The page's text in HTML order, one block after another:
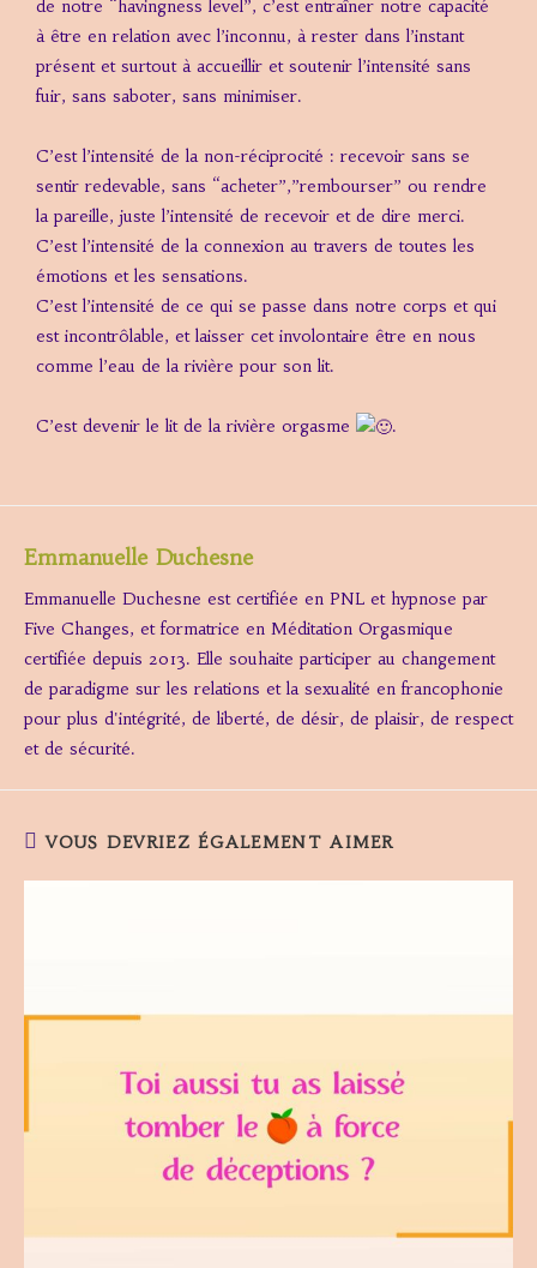
de notre “havingness level”, c’est entraîner notre capacité
à être en relation avec l’inconnu, à rester dans l’instant
présent et surtout à accueillir et soutenir l’intensité sans
fuir, sans saboter, sans minimiser.
C’est l’intensité de la non-réciprocité : recevoir sans se
sentir redevable, sans “acheter”,”rembourser” ou rendre
la pareille, juste l’intensité de recevoir et de dire merci.
C’est l’intensité de la connexion au travers de toutes les
émotions et les sensations.
C’est l’intensité de ce qui se passe dans notre corps et qui
est incontrôlable, et laisser cet involontaire être en nous
comme l’eau de la rivière pour son lit.
C’est devenir le lit de la rivière orgasme .
Emmanuelle Duchesne
Emmanuelle Duchesne est certifiée en PNL et hypnose par
Five Changes, et formatrice en Méditation Orgasmique
certifiée depuis 2013. Elle souhaite participer au changement
de paradigme sur les relations et la sexualité en francophonie
pour plus d'intégrité, de liberté, de désir, de plaisir, de respect
et de sécurité.
VOUS DEVRIEZ ÉGALEMENT AIMER